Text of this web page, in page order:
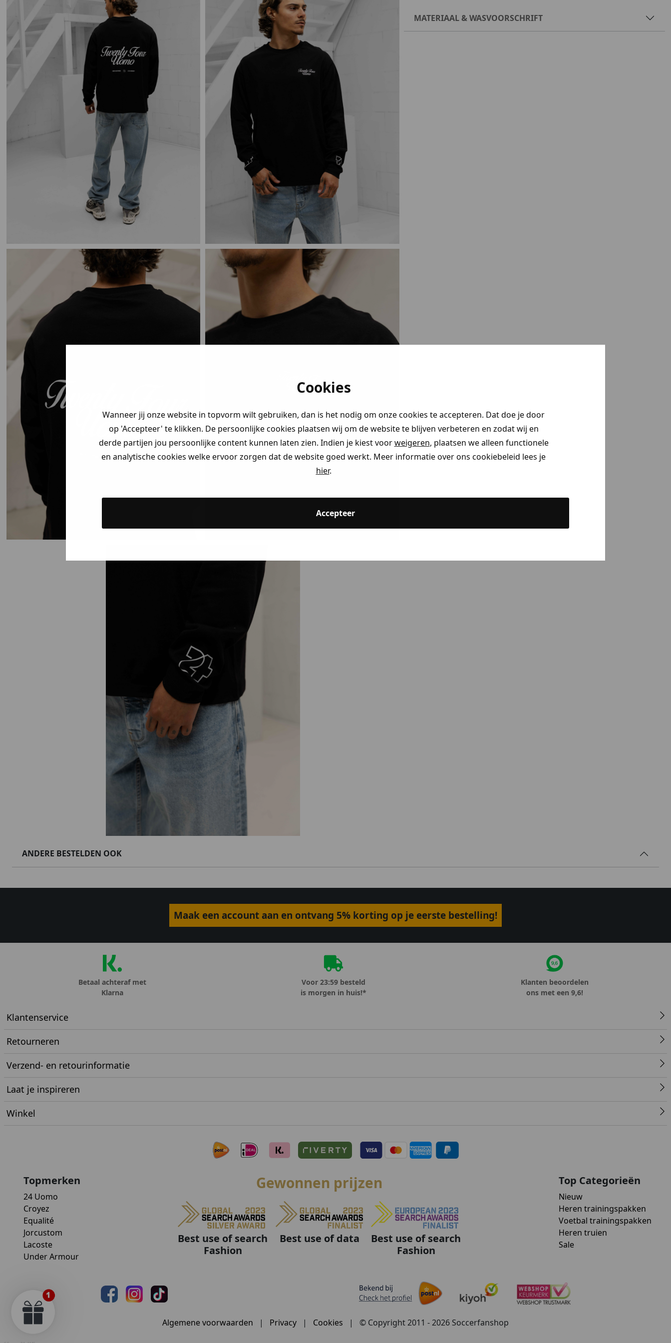
Cookies
Wanneer jij onze website in topvorm wilt gebruiken, dan is het nodig om onze cookies te accepteren. Dat doe je door
op 'Accepteer' te klikken. De persoonlijke cookies plaatsen wij om de website te blijven verbeteren en zodat wij en
derde partijen jou persoonlijke content kunnen laten zien. Indien je kiest voorweigeren, plaatsen we alleen functionele
en analytische cookies welke ervoor zorgen dat de website goed werkt. Meer informatie over ons cookiebeleid lees je
hier.
Accepteer
MATERIAAL & WASVOORSCHRIFT
ANDERE BESTELDEN OOK
Maak een account aan en ontvang 5% korting op je eerste bestelling!
Betaal achteraf met
Klarna
Voor 23:59 besteld
is morgen in huis!*
Klanten beoordelen
ons met een 9,6!
Klantenservice
Retourneren
Verzend- en retourinformatie
Laat je inspireren
Winkel
Topmerken
24 Uomo
Croyez
Equalité
Jorcustom
Lacoste
Under Armour
Gewonnen prijzen
Best use of search
Fashion
Best use of data
Best use of search
Fashion
Top Categorieën
Nieuw
Heren trainingspakken
Voetbal trainingspakken
Heren truien
Sale
Algemene voorwaarden | Privacy | Cookies | © Copyright 2011 - 2026 Soccerfanshop